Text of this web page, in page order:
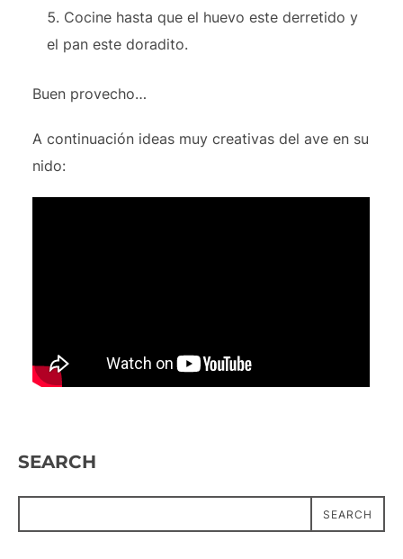
Cocine hasta que el huevo este derretido y
el pan este doradito.
Buen provecho…
A continuación ideas muy creativas del ave en su
nido:
SEARCH
SEARCH